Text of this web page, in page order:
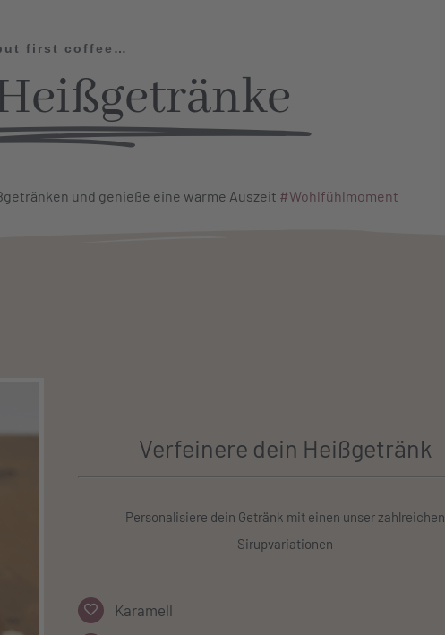
first coffee…
und genieße eine warme Auszeit #Wohlfühlmoment
Verfeinere dein Heißgetränk
Personalisiere dein Getränk mit einen unser zahlreichen
Sirupvariationen
Karamell